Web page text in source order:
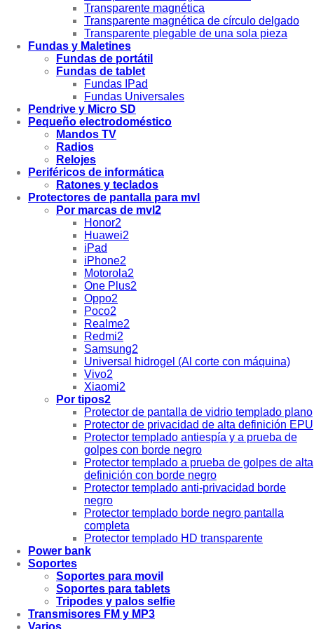
Transparente magnética
Transparente magnética de círculo delgado
Transparente plegable de una sola pieza
Fundas y Maletines
Fundas de portátil
Fundas de tablet
Fundas IPad
Fundas Universales
Pendrive y Micro SD
Pequeño electrodoméstico
Mandos TV
Radios
Relojes
Periféricos de informática
Ratones y teclados
Protectores de pantalla para mvl
Por marcas de mvl2
Honor2
Huawei2
iPad
iPhone2
Motorola2
One Plus2
Oppo2
Poco2
Realme2
Redmi2
Samsung2
Universal hidrogel (Al corte con máquina)
Vivo2
Xiaomi2
Por tipos2
Protector de pantalla de vidrio templado plano
Protector de privacidad de alta definición EPU
Protector templado antiespía y a prueba de
golpes con borde negro
Protector templado a prueba de golpes de alta
definición con borde negro
Protector templado anti-privacidad borde
negro
Protector templado borde negro pantalla
completa
Protector templado HD transparente
Power bank
Soportes
Soportes para movil
Soportes para tablets
Tripodes y palos selfie
Transmisores FM y MP3
Varios